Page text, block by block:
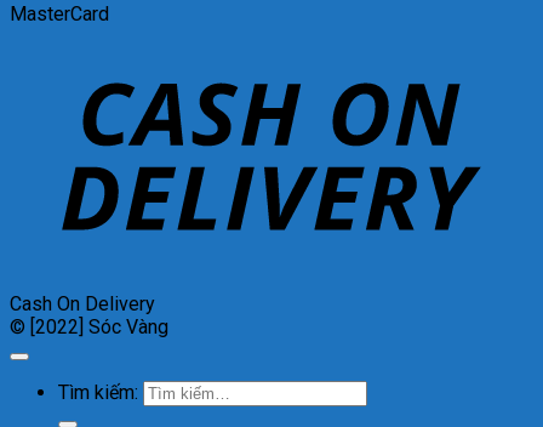
MasterCard
Cash On Delivery
© [2022] Sóc Vàng
Tìm kiếm: